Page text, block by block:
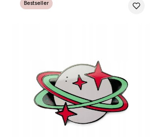
Bestseller